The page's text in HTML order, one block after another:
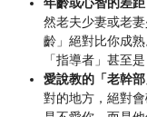
然老夫少妻或老
齡」絕對比你成
「指導者」甚至
愛說教的「老幹部
對的地方，絕對